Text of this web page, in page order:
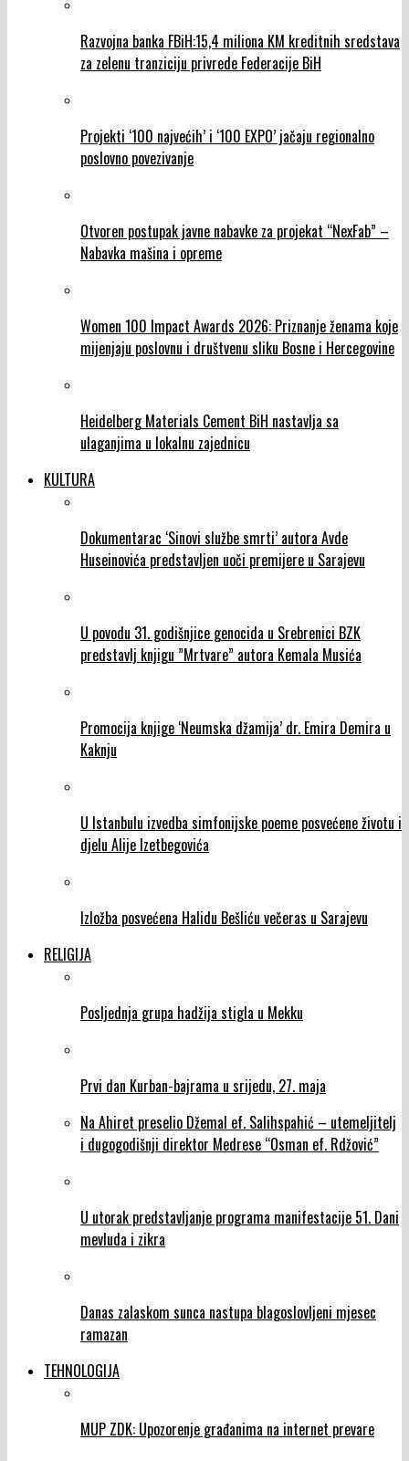
Razvojna banka FBiH:15,4 miliona KM kreditnih sredstava
za zelenu tranziciju privrede Federacije BiH
Projekti ‘100 najvećih’ i ‘100 EXPO’ jačaju regionalno
poslovno povezivanje
Otvoren postupak javne nabavke za projekat “NexFab” –
Nabavka mašina i opreme
Women 100 Impact Awards 2026: Priznanje ženama koje
mijenjaju poslovnu i društvenu sliku Bosne i Hercegovine
Heidelberg Materials Cement BiH nastavlja sa
ulaganjima u lokalnu zajednicu
KULTURA
Dokumentarac ‘Sinovi službe smrti’ autora Avde
Huseinovića predstavljen uoči premijere u Sarajevu
U povodu 31. godišnjice genocida u Srebrenici BZK
predstavlj knjigu ”Mrtvare” autora Kemala Musića
Promocija knjige ‘Neumska džamija’ dr. Emira Demira u
Kaknju
U Istanbulu izvedba simfonijske poeme posvećene životu i
djelu Alije Izetbegovića
Izložba posvećena Halidu Bešliću večeras u Sarajevu
RELIGIJA
Posljednja grupa hadžija stigla u Mekku
Prvi dan Kurban-bajrama u srijedu, 27. maja
Na Ahiret preselio Džemal ef. Salihspahić – utemeljitelj
i dugogodišnji direktor Medrese “Osman ef. Rdžović”
U utorak predstavljanje programa manifestacije 51. Dani
mevluda i zikra
Danas zalaskom sunca nastupa blagoslovljeni mjesec
ramazan
TEHNOLOGIJA
MUP ZDK: Upozorenje građanima na internet prevare